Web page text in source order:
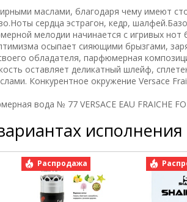
маслами, благодаря чему имеют
сердца эстрагон, кедр,
мелодии начинается с игривых
осыпает сияющими брызгами,
обладателя, парфюмерная
оставляет деликатный шлейф,
Конкурентное окружение Versace
вода № 77 VERSACE EAU FRAICHE
исполнения
Распродажа